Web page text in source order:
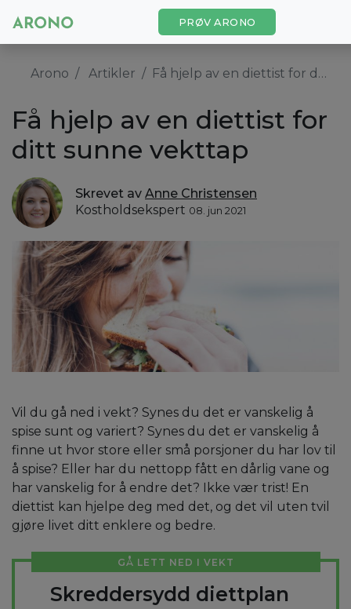
PRØV ARONO
Arono Artikler Få hjelp av en diettist for ditt sunne vekttap
Få hjelp av en diettist for
ditt sunne vekttap
Skrevet av Anne Christensen
Kostholdsekspert 08. jun 2021
Vil du gå ned i vekt? Synes du det er vanskelig å
spise sunt og variert? Synes du det er vanskelig å
finne ut hvor store eller små porsjoner du har lov til
å spise? Eller har du nettopp fått en dårlig vane og
har vanskelig for å endre det? Ikke vær trist! En
diettist kan hjelpe deg med det, og det vil uten tvil
gjøre livet ditt enklere og bedre.
GÅ LETT NED I VEKT
Skreddersydd diettplan